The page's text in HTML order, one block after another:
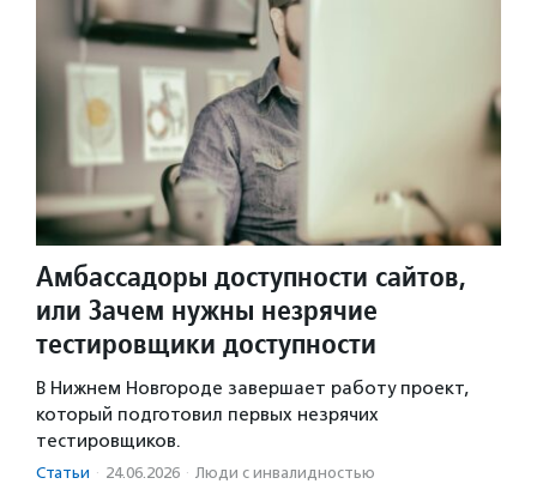
Амбассадоры доступности сайтов,
или Зачем нужны незрячие
тестировщики доступности
В Нижнем Новгороде завершает работу проект,
который подготовил первых незрячих
тестировщиков.
Статьи · 24.06.2026 · Люди с инвалидностью